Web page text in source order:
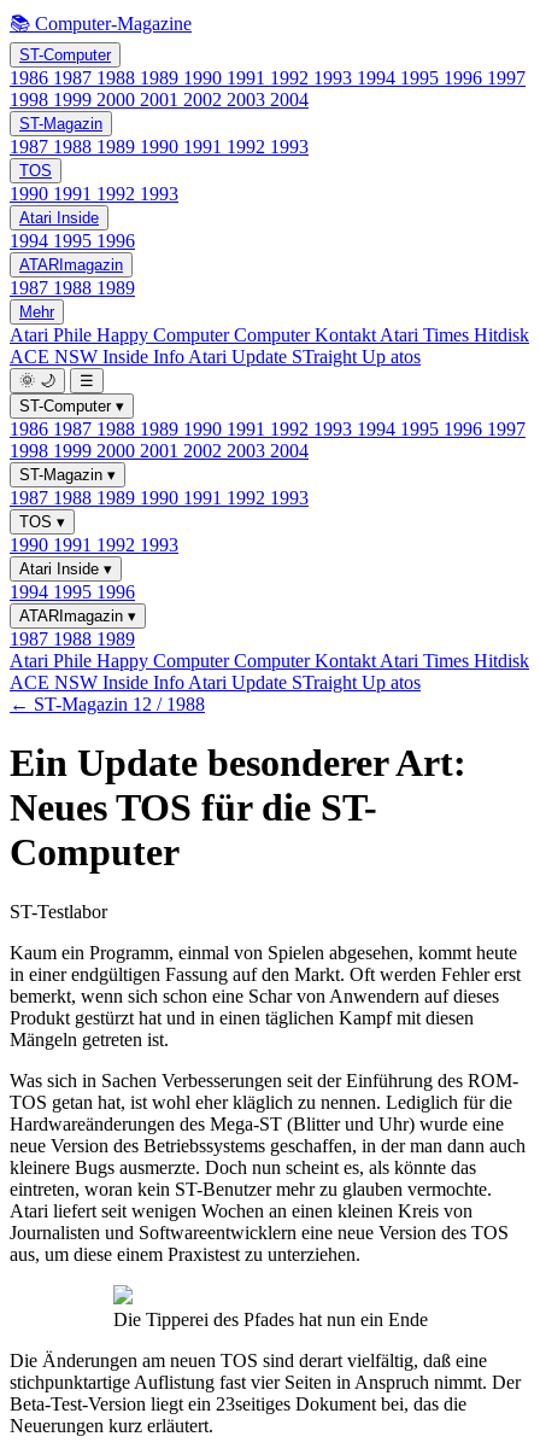
📚 Computer-Magazine
ST-Computer
1986 1987 1988 1989 1990 1991 1992 1993 1994 1995 1996 1997
1998 1999 2000 2001 2002 2003 2004
ST-Magazin
1987 1988 1989 1990 1991 1992 1993
TOS
1990 1991 1992 1993
Atari Inside
1994 1995 1996
ATARImagazin
1987 1988 1989
Mehr
Atari Phile Happy ComputerComputer Kontakt Atari Times Hitdisk
ACE NSW Inside Info Atari Update STraight Up atos
🌞 🌙
☰
ST-Computer ▾
1986 1987 1988 1989 1990 1991 1992 1993 1994 1995 1996 1997
1998 1999 2000 2001 2002 2003 2004
ST-Magazin ▾
1987 1988 1989 1990 1991 1992 1993
TOS ▾
1990 1991 1992 1993
Atari Inside ▾
1994 1995 1996
ATARImagazin ▾
1987 1988 1989
Atari Phile Happy ComputerComputer Kontakt Atari Times Hitdisk
ACE NSW Inside Info Atari Update STraight Up atos
← ST-Magazin 12 / 1988
Ein Update besonderer Art:
Neues TOS für die ST-
Computer
ST-Testlabor
Kaum ein Programm, einmal von Spielen abgesehen, kommt heute
in einer endgültigen Fassung auf den Markt. Oft werden Fehler erst
bemerkt, wenn sich schon eine Schar von Anwendern auf dieses
Produkt gestürzt hat und in einen täglichen Kampf mit diesen
Mängeln getreten ist.
Was sich in Sachen Verbesserungen seit der Einführung des ROM-
TOS getan hat, ist wohl eher kläglich zu nennen. Lediglich für die
Hardwareänderungen des Mega-ST (Blitter und Uhr) wurde eine
neue Version des Betriebssystems geschaffen, in der man dann auch
kleinere Bugs ausmerzte. Doch nun scheint es, als könnte das
eintreten, woran kein ST-Benutzer mehr zu glauben vermochte.
Atari liefert seit wenigen Wochen an einen kleinen Kreis von
Journalisten und Softwareentwicklern eine neue Version des TOS
aus, um diese einem Praxistest zu unterziehen.
Die Tipperei des Pfades hat nun ein Ende
Die Änderungen am neuen TOS sind derart vielfältig, daß eine
stichpunktartige Auflistung fast vier Seiten in Anspruch nimmt. Der
Beta-Test-Version liegt ein 23seitiges Dokument bei, das die
Neuerungen kurz erläutert.